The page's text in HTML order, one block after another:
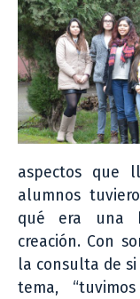
aspectos que
alumnos
qué era una
creación. Con
la consulta de
tema,